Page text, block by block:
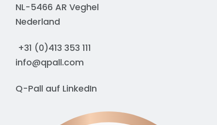
NL-5466 AR Veghel
Nederland
+31 (0)413 353 111
info@qpall.com
Q-Pall auf LinkedIn